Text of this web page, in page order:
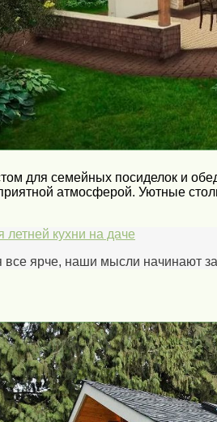
для семейных посиделок и
атмосферой. Уютные
кухни на даче
все ярче, наши мысли